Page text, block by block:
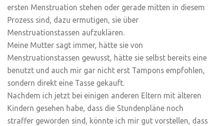
ersten Menstruation stehen oder gerade mitten in diesem
Prozess sind, dazu ermutigen, sie über
Menstruationstassen aufzuklären.
Meine Mutter sagt immer, hätte sie von
Menstruationstassen gewusst, hätte sie selbst bereits eine
benutzt und auch mir gar nicht erst Tampons empfohlen,
sondern direkt eine Tasse gekauft.
Nachdem ich jetzt bei einigen anderen Eltern mit älteren
Kindern gesehen habe, dass die Stundenpläne noch
straffer geworden sind, könnte ich mir gut vorstellen, dass